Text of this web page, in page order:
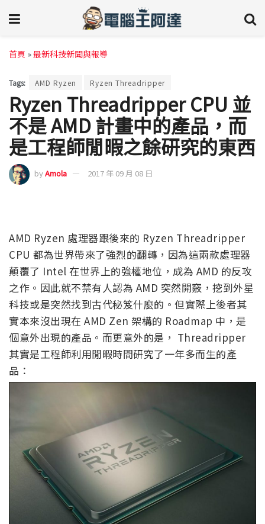
首頁 »最新科技新聞與報導
Tags: AMD Ryzen Ryzen Threadripper
Ryzen Threadripper CPU 並
不是 AMD 計畫中的產品，而
是工程師閒暇之餘研究的東西
byAmola 2017 年 09 月 08 日
AMD Ryzen 處理器跟後來的 Ryzen Threadripper
CPU 都為世界帶來了強烈的翻轉，因為這兩款處理器
顛覆了 Intel 在世界上的強權地位，成為 AMD 的反攻
之作。因此就不禁有人認為 AMD 突然開竅，挖到外星
科技或是突然找到古代秘笈什麼的。但實際上後者其
實本來沒出現在 AMD Zen 架構的 Roadmap 中，是
個意外出現的產品。而更意外的是， Threadripper
其實是工程師利用閒暇時間研究了一年多而生的產
品：